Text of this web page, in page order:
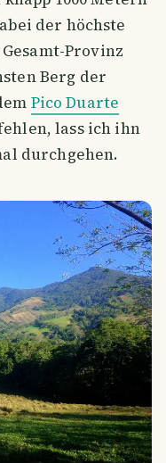
der höchste
Provinz
Berg der
Pico Duarte
lass ich ihn
durchgehen.